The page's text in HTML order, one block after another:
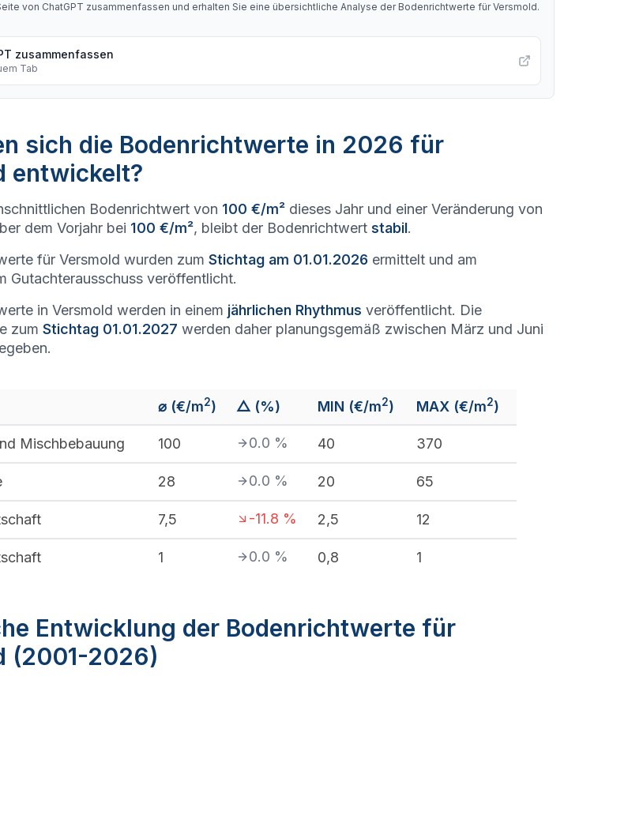
von ChatGPT zusammenfassen und erhalten Sie eine übersichtliche Analyse der Bodenrichtwerte fürVersmold.
zusammenfassen
Tab
sich die Bodenrichtwerte in 2026 für
entwickelt?
Bodenrichtwert von 100 €/m² dieses Jahr und einer Veränderung von
dem Vorjahr bei 100 €/m², bleibt der Bodenrichtwert stabil.
für Versmold wurden zum Stichtag am 01.01.2026 ermittelt und am
Gutachterausschuss veröffentlicht.
in Versmold werden in einem jährlichen Rhythmus veröffentlicht. Die
zum Stichtag 01.01.2027 werden daher planungsgemäß zwischen März und Juni
⌀ (€/m2) △ (%) MIN (€/m2) MAX (€/m2)
Mischbebauung 100 0.0 % 40 370
28 0.0 % 20 65
7,5 -11.8 % 2,5 12
1 0.0 % 0,8 1
Entwicklung der Bodenrichtwerte für
(2001-2026)